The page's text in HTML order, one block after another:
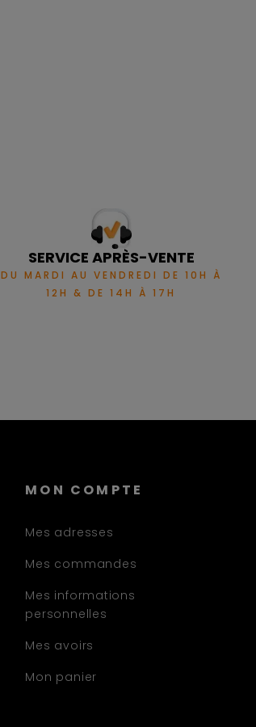
SERVICE APRÈS-VENTE
DU MARDI AU VENDREDI DE 10H À
12H & DE 14H À 17H
MON COMPTE
Mes adresses
Mes commandes
Mes informations
personnelles
Mes avoirs
Mon panier